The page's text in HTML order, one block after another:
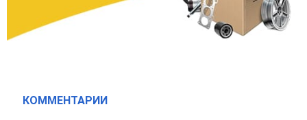
КОММЕНТАРИИ